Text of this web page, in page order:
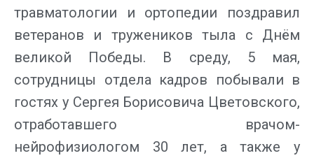
травматологии и ортопедии поздравил
ветеранов и тружеников тыла с Днём
великой Победы. В среду, 5 мая,
сотрудницы отдела кадров побывали в
гостях у Сергея Борисовича Цветовского,
отработавшего врачом-
нейрофизиологом 30 лет, а также у